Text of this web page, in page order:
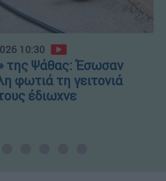
10:30
της Ψάθας: Έσωσαν
φωτιά τη γειτονιά
έδιωχνε